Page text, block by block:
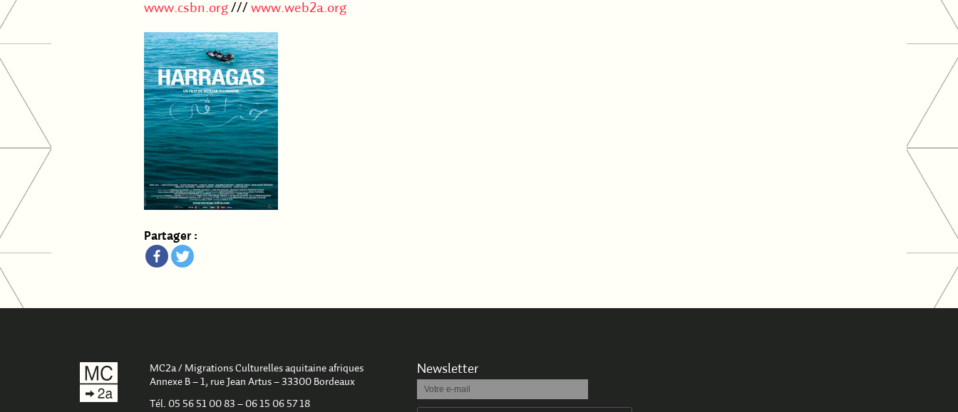
www.csbn.org /// www.web2a.org
Partager :
MC2a / Migrations Culturelles aquitaine afriques
Annexe B – 1, rue Jean Artus – 33300 Bordeaux
Tél. 05 56 51 00 83 – 06 15 06 57 18
Newsletter